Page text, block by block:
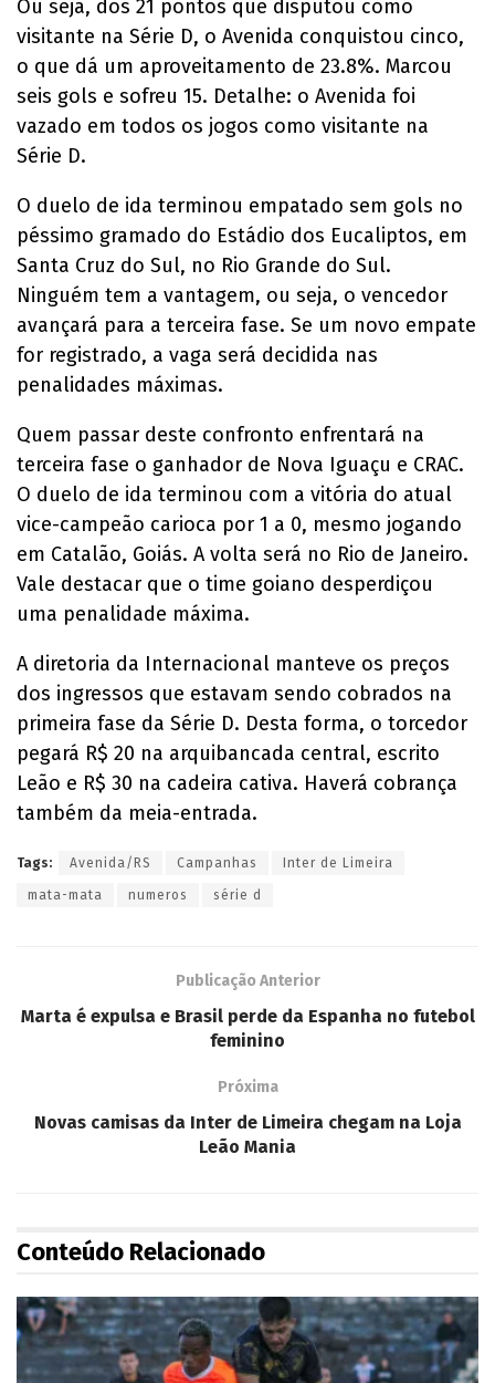
Ou seja, dos 21 pontos que disputou como
visitante na Série D, o Avenida conquistou cinco,
o que dá um aproveitamento de 23.8%. Marcou
seis gols e sofreu 15. Detalhe: o Avenida foi
vazado em todos os jogos como visitante na
Série D.
O duelo de ida terminou empatado sem gols no
péssimo gramado do Estádio dos Eucaliptos, em
Santa Cruz do Sul, no Rio Grande do Sul.
Ninguém tem a vantagem, ou seja, o vencedor
avançará para a terceira fase. Se um novo empate
for registrado, a vaga será decidida nas
penalidades máximas.
Quem passar deste confronto enfrentará na
terceira fase o ganhador de Nova Iguaçu e CRAC.
O duelo de ida terminou com a vitória do atual
vice-campeão carioca por 1 a 0, mesmo jogando
em Catalão, Goiás. A volta será no Rio de Janeiro.
Vale destacar que o time goiano desperdiçou
uma penalidade máxima.
A diretoria da Internacional manteve os preços
dos ingressos que estavam sendo cobrados na
primeira fase da Série D. Desta forma, o torcedor
pegará R$ 20 na arquibancada central, escrito
Leão e R$ 30 na cadeira cativa. Haverá cobrança
também da meia-entrada.
Tags: Avenida/RS Campanhas Inter de Limeira
mata-mata numeros série d
Publicação Anterior
Marta é expulsa e Brasil perde da Espanha no futebol
feminino
Próxima
Novas camisas da Inter de Limeira chegam na Loja
Leão Mania
Conteúdo Relacionado